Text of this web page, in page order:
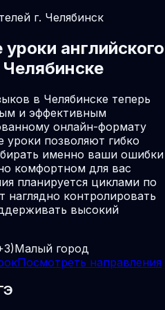
г. Челябинск
английского
Челябинске
в Челябинске теперь
и эффективным
онлайн-формату
уроки позволяют гибко
именно ваши ошибки
комфортном для вас
планируется циклами по
наглядно контролировать
высокий
Малый город
Посмотреть направления